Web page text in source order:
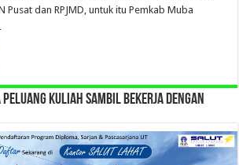
Pusat dan RPJMD, untuk itu Pemkab Muba
KULIAH SAMBIL BEKERJA DENGAN